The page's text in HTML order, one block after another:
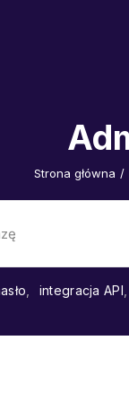
Strona główna /
integracja API